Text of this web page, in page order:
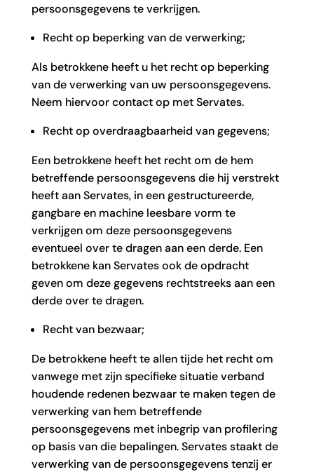
persoonsgegevens te verkrijgen.
Recht op beperking van de verwerking;
Als betrokkene heeft u het recht op beperking
van de verwerking van uw persoonsgegevens.
Neem hiervoor contact op met Servates.
Recht op overdraagbaarheid van gegevens;
Een betrokkene heeft het recht om de hem
betreffende persoonsgegevens die hij verstrekt
heeft aan Servates, in een gestructureerde,
gangbare en machine leesbare vorm te
verkrijgen om deze persoonsgegevens
eventueel over te dragen aan een derde. Een
betrokkene kan Servates ook de opdracht
geven om deze gegevens rechtstreeks aan een
derde over te dragen.
Recht van bezwaar;
De betrokkene heeft te allen tijde het recht om
vanwege met zijn specifieke situatie verband
houdende redenen bezwaar te maken tegen de
verwerking van hem betreffende
persoonsgegevens met inbegrip van profilering
op basis van die bepalingen. Servates staakt de
verwerking van de persoonsgegevens tenzij er